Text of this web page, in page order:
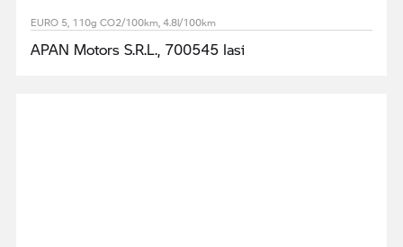
EURO 5, 110g CO2/100km, 4.8l/100km
APAN Motors S.R.L., 700545 Iasi